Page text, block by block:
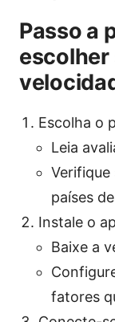
Passo a
Escolha o
Leia
Verifique
países
Instale o
Baixe a
fatores